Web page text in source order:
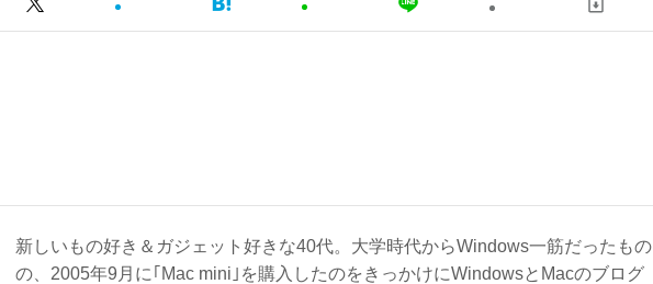
新しいもの好き＆ガジェット好きな40代。大学時代からWindows一筋だったもの
の、2005年9月に｢Mac mini｣を購入したのをきっかけにWindowsとMacのブログ